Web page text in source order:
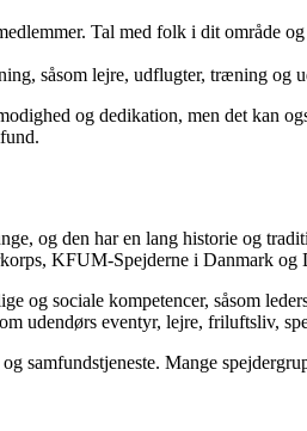
Tal med folk i dit område
såsom lejre, udflugter, træning og
og dedikation, men det kan
og den har en lang historie og
KFUM-Spejderne i Danmark og
og sociale kompetencer, såsom
udendørs eventyr, lejre, friluftsliv,
samfundstjeneste. Mange